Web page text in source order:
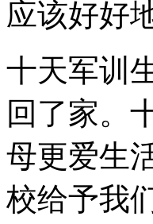
应该好好
十天军训
回了家。
母更爱生
校给予我